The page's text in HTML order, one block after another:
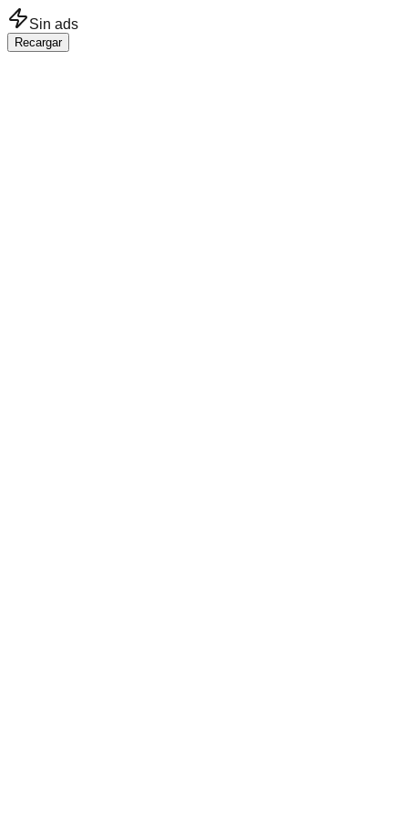
Saltar al contenido principal
Sin ads
Recargar